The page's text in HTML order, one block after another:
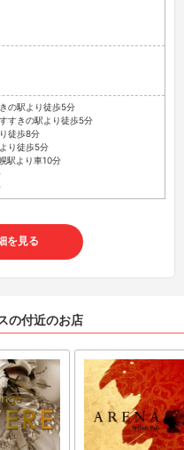
の駅より徒歩5分
すきの駅より徒歩5分
徒歩8分
り徒歩5分
駅より車10分
を見る
の付近のお店